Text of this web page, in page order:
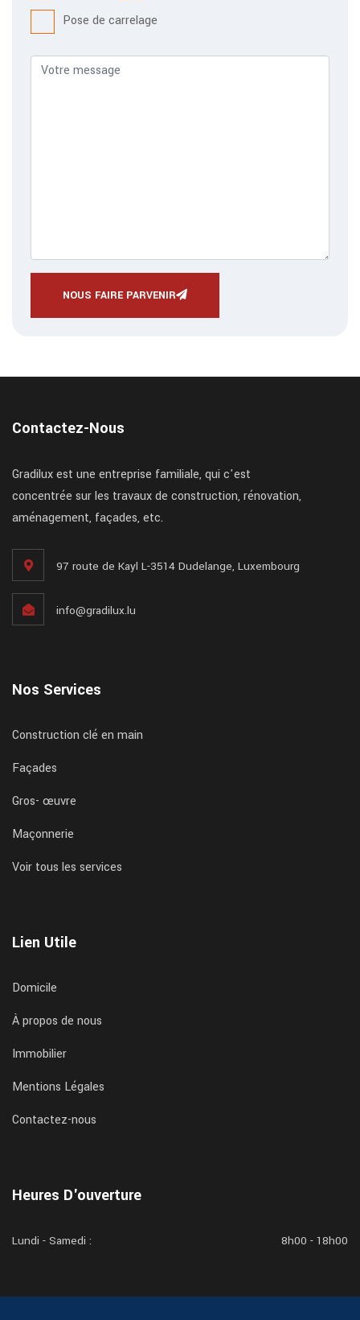
Pose de carrelage
NOUS FAIRE PARVENIR
Contactez-Nous
Gradilux est une entreprise familiale, qui c'est
concentrée sur les travaux de construction, rénovation,
aménagement, façades, etc.
97 route de Kayl L-3514 Dudelange, Luxembourg
info@gradilux.lu
Nos Services
Construction clé en main
Façades
Gros- œuvre
Maçonnerie
Voir tous les services
Lien Utile
Domicile
À propos de nous
Immobilier
Mentions Légales
Contactez-nous
Heures D'ouverture
Lundi - Samedi : 8h00 - 18h00